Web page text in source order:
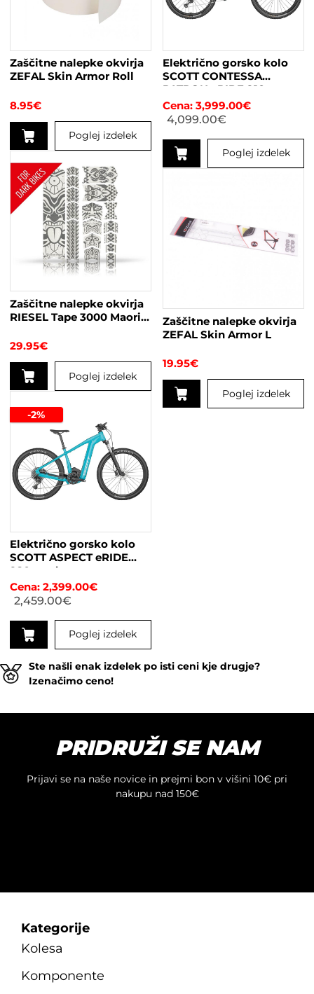
Zaščitne nalepke okvirja
ZEFAL Skin Armor Roll
8.95€
Poglej izdelek
Električno gorsko kolo
SCOTT CONTESSA
PATRON eRIDE 910
žensko3,999.00€
4,099.00€
Poglej izdelek
več
različic.
strani
izdelka
Zaščitne nalepke okvirja
RIESEL Tape 3000 Maori
29.95€
Poglej izdelek
Zaščitne nalepke okvirja
ZEFAL Skin Armor L
19.95€
Poglej izdelek
-2%
Električno gorsko kolo
SCOTT ASPECT eRIDE
920 modra
2,399.00€
2,459.00€
Poglej izdelek
izdelek
ima
različic.
Ste našli enak izdelek po isti ceni kje drugje?
Izenačimo ceno!
PRIDRUŽI SE NAM
Prijavi se na naše novice in prejmi bon v višini 10€ pri
nakupu nad 150€
Kategorije
Kolesa
Komponente